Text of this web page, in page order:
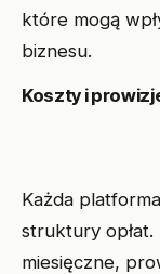
które mogą
biznesu.
Koszty i
Każda
struktury opłat.
miesięczne,